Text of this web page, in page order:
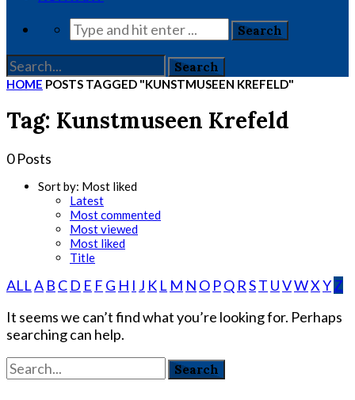
HOME POSTS TAGGED "KUNSTMUSEEN KREFELD"
Tag: Kunstmuseen Krefeld
0 Posts
Sort by: Most liked
Latest
Most commented
Most viewed
Most liked
Title
ALLA B C D E F G H I J K L M N O PQ RST UVWXYZ
It seems we can’t find what you’re looking for. Perhaps
searching can help.